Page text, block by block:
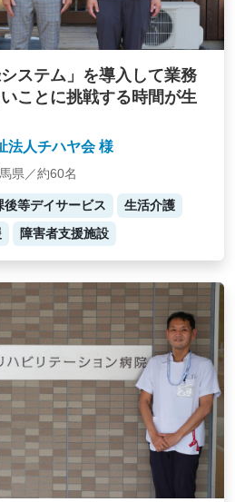
ステム」を導入して業務
ことに挑戦する時間が生
法人チハヤ会 様
県／約60名
後等デイサービス
生活介護
障害者支援施設